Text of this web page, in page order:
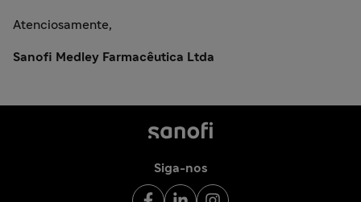
Atenciosamente,
Sanofi Medley Farmacêutica Ltda
Siga-nos